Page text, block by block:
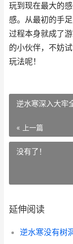
玩到现在最大的
感。从最初的手
过程本身就成了
的小伙伴，不妨
玩法呢！
逆水寒深入大牢
« 上一篇
没有了！
延伸阅读
逆水寒没有树